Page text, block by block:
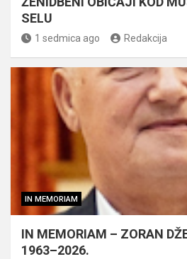
SELU
1 sedmica ago Redakcija
IN MEMORIAM
IN MEMORIAM – ZORAN
1963–2026.